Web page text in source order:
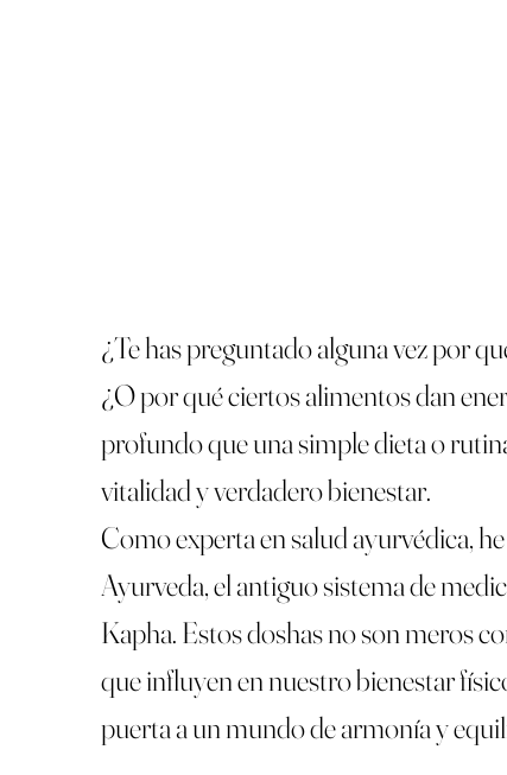
¿Te has preguntado alguna vez por
¿O por qué ciertos alimentos dan
profundo que una simple dieta o
vitalidad y verdadero bienestar.
Como experta en salud ayurvédica,
Ayurveda, el antiguo sistema de
Kapha. Estos doshas no son meros
que influyen en nuestro bienestar
puerta a un mundo de armonía y